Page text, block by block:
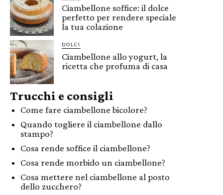
Ciambellone soffice: il dolce
perfetto per rendere speciale
la tua colazione
DOLCI
Ciambellone allo yogurt, la
ricetta che profuma di casa
Trucchi e consigli
Come fare ciambellone bicolore?
Quando togliere il ciambellone dallo
stampo?
Cosa rende soffice il ciambellone?
Cosa rende morbido un ciambellone?
Cosa mettere nel ciambellone al posto
dello zucchero?